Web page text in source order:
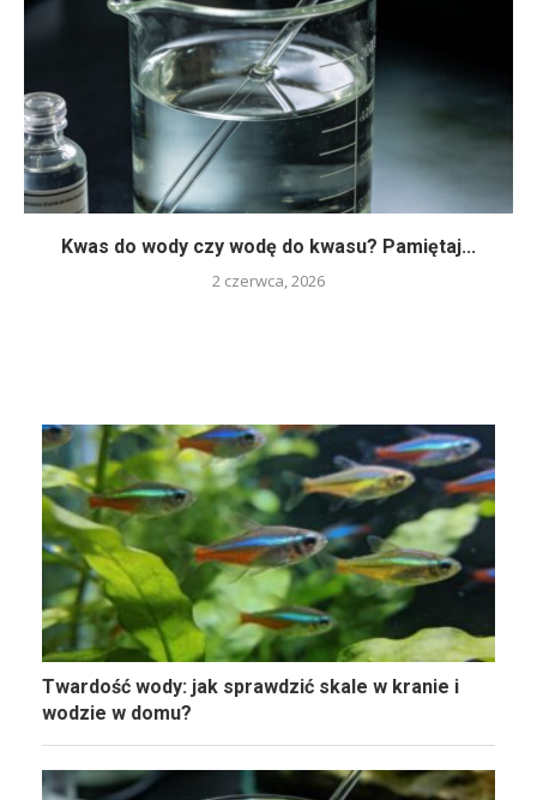
Kwas do wody czy wodę do kwasu? Pamiętaj...
2 czerwca, 2026
Twardość wody: jak sprawdzić skale w kranie i
wodzie w domu?